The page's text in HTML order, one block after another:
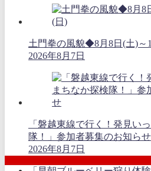
土門拳の風貌◆8月8日(土)～
2026年8月7日
「磐越東線で行く！発見い
隊！」参加者募集のお知らせ
2026年8月7日